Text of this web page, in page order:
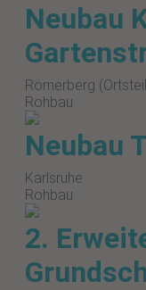
Neubau
Römerberg
Rohbau
Neubau
Karlsruhe
Rohbau
2.